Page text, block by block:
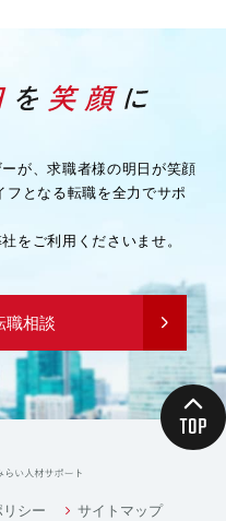
が、求職者様の明日が笑顔
フとなる転職を全力でサポ
をご利用くださいませ。
職相談
シー サイトマップ